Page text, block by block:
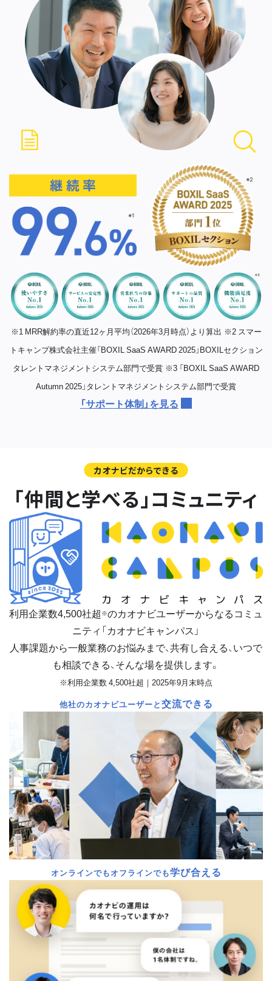
※1 MRR解約率の直近12ヶ月平均（2026年3月時点）より算出 ※2 スマー
トキャンプ株式会社主催「BOXIL SaaS AWARD 2025」BOXILセクション
タレントマネジメントシステム部門で受賞 ※3 「BOXIL SaaS AWARD
Autumn 2025」タレントマネジメントシステム部門で受賞
「サポート体制」を見る
カオナビだからできる
「仲間と学べる」コミュニティ
利用企業数4,500社超 ※のカオナビユーザーからなるコミュ
ニティ「カオナビキャンパス」
人事課題から一般業務のお悩みまで、共有し合える、いつで
も相談できる、そんな場を提供します。
※利用企業数 4,500社超｜2025年9月末時点
他社のカオナビユーザーと交流できる
オンラインでもオフラインでも学び合える